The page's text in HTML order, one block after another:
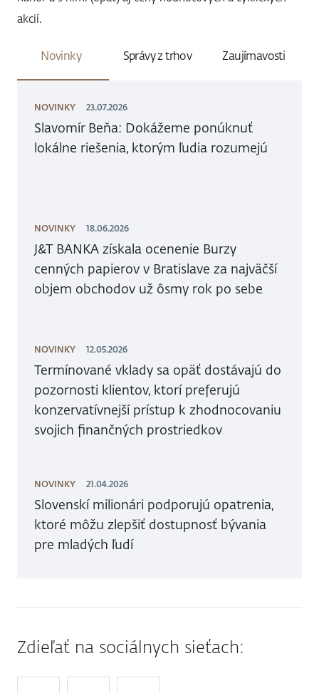
akcií.
Novinky Správy z trhov Zaujímavosti
NOVINKY 23.07.2026
Slavomír Beňa: Dokážeme ponúknuť
lokálne riešenia, ktorým ľudia rozumejú
NOVINKY 18.06.2026
J&T BANKA získala ocenenie Burzy
cenných papierov v Bratislave za najväčší
objem obchodov už ôsmy rok po sebe
NOVINKY 12.05.2026
Termínované vklady sa opäť dostávajú do
pozornosti klientov, ktorí preferujú
konzervatívnejší prístup k zhodnocovaniu
svojich finančných prostriedkov
NOVINKY 21.04.2026
Slovenskí milionári podporujú opatrenia,
ktoré môžu zlepšiť dostupnosť bývania
pre mladých ľudí
Zdieľať na sociálnych sieťach: